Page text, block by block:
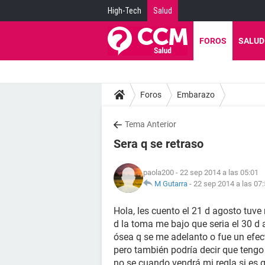
High-Tech Salud
FOROS SALUD
Foros Embarazo
Tema Anterior
Sera q se retraso
paola200 - 22 sep 2014 a las 05:01
M Gutarra - 22 sep 2014 a las
Hola, les cuento el 21 d agosto
d la toma me bajo que seria el 30 d
ósea q se me adelanto o fue un
pero también podría decir que